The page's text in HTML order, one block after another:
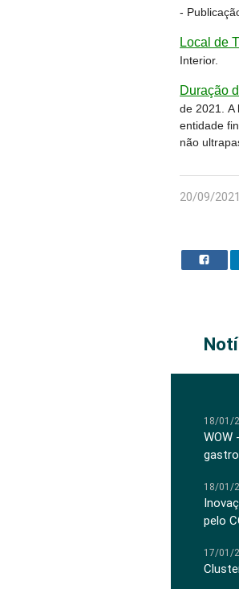
-
Local de
Interior.
Duração
de 2021. A
entidade
não
20/09/
18/01/
WOW
18/01/
pelo
17/01/